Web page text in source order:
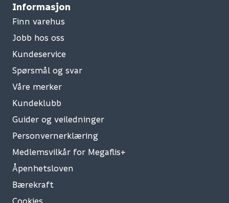
Informasjon
Finn varehus
Jobb hos oss
Kundeservice
Spørsmål og svar
Våre merker
Kundeklubb
Guider og veiledninger
Personvernerklæring
Medlemsvilkår for Megaflis+
Åpenhetsloven
Bærekraft